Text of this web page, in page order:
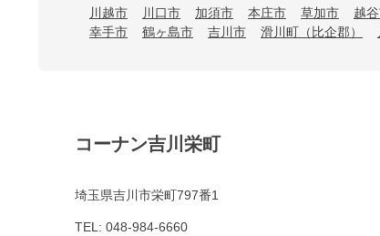
川越市 川口市 加須市 本庄市 草加市 越
幸手市
鶴ヶ島市 吉川市 滑川町（比企郡）
コーナン吉川栄町
埼玉県吉川市栄町797番1
TEL: 048-984-6660